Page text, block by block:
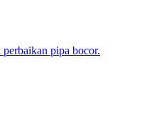
pipa bocor.